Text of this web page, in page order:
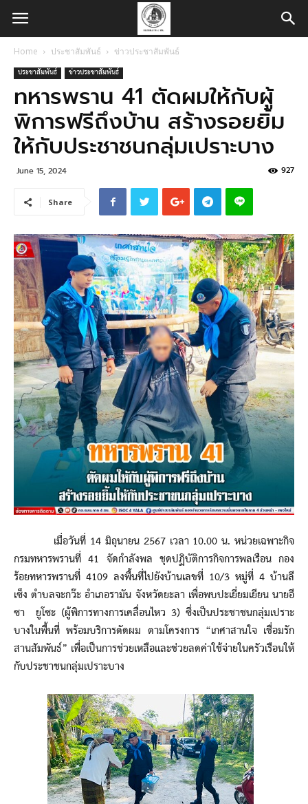
Home ประชาสัมพันธ์ ข่าวประชาสัมพันธ์
ประชาสัมพันธ์ ข่าวประชาสัมพันธ์
ทหารพราน 41 ตัดผมให้กับผู้
พิการฟรีถึงบ้าน สร้างรอยยิ้ม
ให้กับประชาชนกลุ่มเปราะบาง
June 15, 2024 927
Share
เมื่อวันที่ 14 มิถุนายน 2567 เวลา 10.00 น. หน่วยเฉพาะกิจ
กรมทหารพรานที่ 41 จัดกำลังพล ชุดปฏิบัติการกิจการพลเรือน กอง
ร้อยทหารพรานที่ 4109 ลงพื้นที่ไปยังบ้านเลขที่ 10/3 หมู่ที่ 4 บ้านลี
เซ็ง ตำบลจะกว๊ะ อำเภอรามัน จังหวัดยะลา เพื่อพบปะเยี่ยมเยียน นายอี
ซา ยูโซะ (ผู้พิการทางการเคลื่อนไหว 3) ซึ่งเป็นประชาชนกลุ่มเปราะ
บางในพื้นที่ พร้อมบริการตัดผม ตามโครงการ “เกศาสานใจ เชื่อมรัก
สานสัมพันธ์” เพื่อเป็นการช่วยเหลือและช่วยลดค่าใช้จ่ายในครัวเรือนให้
กับประชาชนกลุ่มเปราะบาง